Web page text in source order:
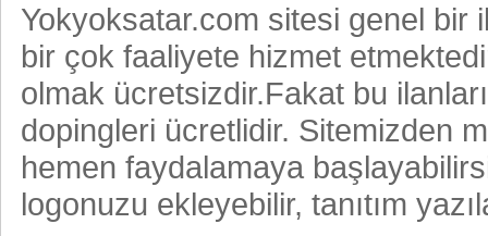
Yokyoksatar.com sitesi genel bir
bir çok faaliyete hizmet
olmak ücretsizdir.Fakat bu
dopingleri ücretlidir. Sitemizden
hemen faydalamaya
logonuzu ekleyebilir, tanıtım